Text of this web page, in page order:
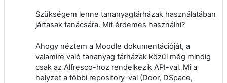
Szükségem lenne tananyagtárházak használatában
jártasak tanácsára. Mit érdemes használni?
Ahogy néztem a Moodle dokumentációját, a
valamire való tananyag tárházak közül még mindig
csak az Alfresco-hoz rendelkezik API-val. Mi a
helyzet a többi repository-val (Door, DSpace,